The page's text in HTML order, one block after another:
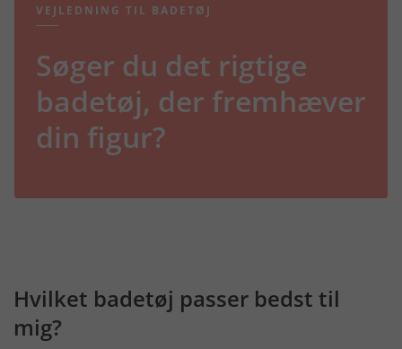
VEJLEDNING TIL BADETØJ
Søger du det rigtige
badetøj, der fremhæver
din figur?
Hvilket badetøj passer bedst til
mig?